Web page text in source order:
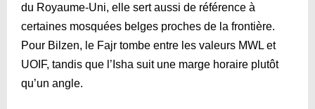
du Royaume-Uni, elle sert aussi de référence à
certaines mosquées belges proches de la frontière.
Pour Bilzen, le Fajr tombe entre les valeurs MWL et
UOIF, tandis que l’Isha suit une marge horaire plutôt
qu’un angle.